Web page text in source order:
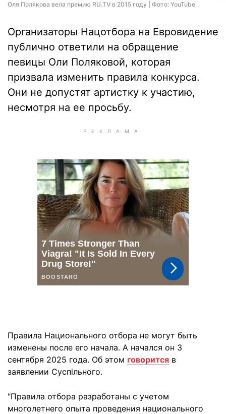
Оля Полякова вела премию RU.TV в 2015 году | Фото: YouTube
Организаторы Нацотбора на Евровидение
публично ответили на обращение
певицы Оли Поляковой, которая
призвала изменить правила конкурса.
Они не допустят артистку к участию,
несмотря на ее просьбу.
Правила Национального отбора не могут быть
изменены после его начала. А начался он 3
сентября 2025 года. Об этом говорится в
заявлении Суспільного.
"Правила отбора разработаны с учетом
многолетнего опыта проведения национального